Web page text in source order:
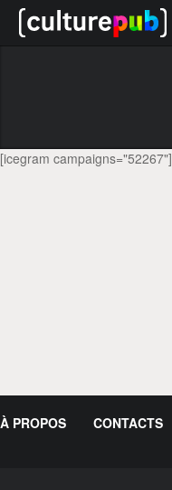
[icegram campaigns="52267"]
À PROPOS CONTACTS